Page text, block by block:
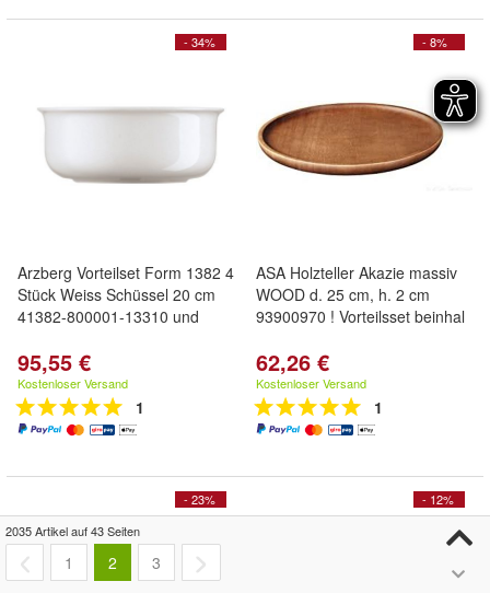
- 34%
Arzberg Vorteilset Form 1382 4
Stück Weiss Schüssel 20 cm
41382-800001-13310 und
95,55 €
Kostenloser Versand
1
- 8%
ASA Holzteller Akazie massiv
WOOD d. 25 cm, h. 2 cm
93900970 ! Vorteilsset beinhal
62,26 €
Kostenloser Versand
1
- 23%
- 12%
2035 Artikel auf 43 Seiten
1 2 3